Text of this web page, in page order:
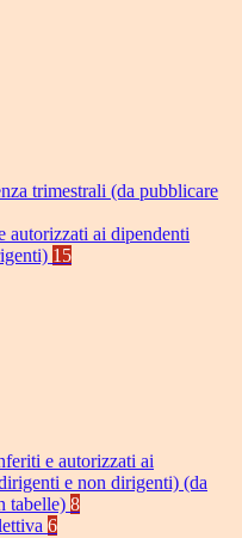
trimestrali (da pubblicare
autorizzati ai dipendenti
15
e autorizzati ai
e non dirigenti) (da
tabelle) 8
6